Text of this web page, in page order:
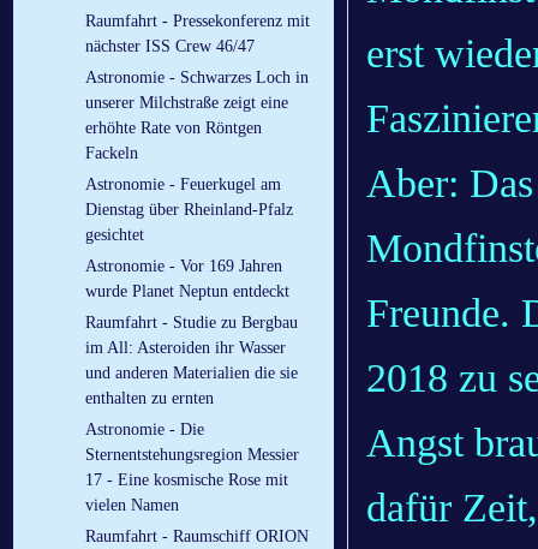
Raumfahrt - Pressekonferenz mit
nächster ISS Crew 46/47
Astronomie - Schwarzes Loch in
unserer Milchstraße zeigt eine
erhöhte Rate von Röntgen
Fackeln
Astronomie - Feuerkugel am
Dienstag über Rheinland-Pfalz
gesichtet
Astronomie - Vor 169 Jahren
wurde Planet Neptun entdeckt
Raumfahrt - Studie zu Bergbau
im All: Asteroiden ihr Wasser
und anderen Materialien die sie
enthalten zu ernten
Astronomie - Die
Sternentstehungsregion Messier
17 - Eine kosmische Rose mit
vielen Namen
Raumfahrt - Raumschiff ORION
erst
Aber:
Freunde.
2018 zu
Angst
dafür